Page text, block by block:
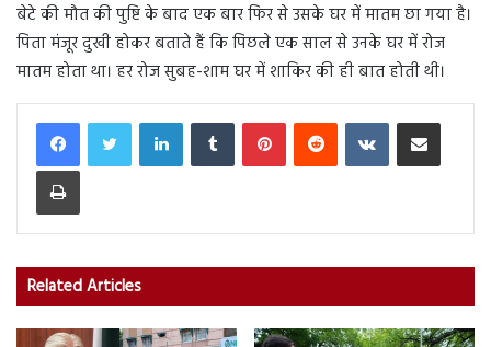
बेटे की मौत की पुष्टि के बाद एक बार फिर से उसके घर में मातम छा गया है।
पिता मंजूर दुखी होकर बताते हैं कि पिछले एक साल से उनके घर में रोज
मातम होता था। हर रोज सुबह-शाम घर में शाकिर की ही बात होती थी।
LinkedInTumblr PinterestReddit VKontakteShare via Email
Print
Related Articles